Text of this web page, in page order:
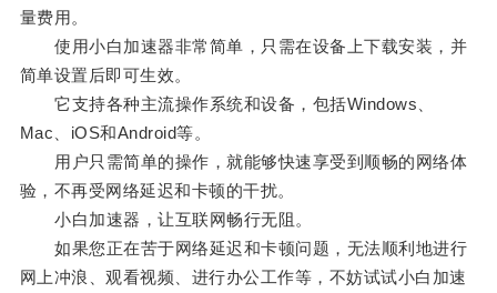
量费用。
使用小白加速器非常简单，只需在设备上下载安装，并
简单设置后即可生效。
它支持各种主流操作系统和设备，包括Windows、
Mac、iOS和Android等。
用户只需简单的操作，就能够快速享受到顺畅的网络体
验，不再受网络延迟和卡顿的干扰。
小白加速器，让互联网畅行无阻。
如果您正在苦于网络延迟和卡顿问题，无法顺利地进行
网上冲浪、观看视频、进行办公工作等，不妨试试小白加速